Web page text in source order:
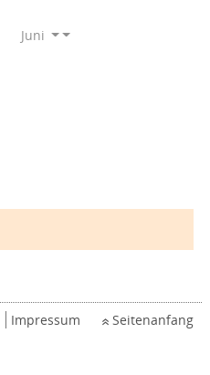
Juni
Impressum Seitenanfang